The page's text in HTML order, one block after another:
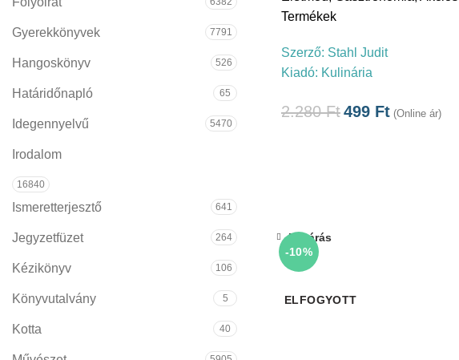
Gyerekkönyvek 7791
Hangoskönyv 526
Határidőnapló 65
Idegennyelvű 5470
Irodalom
16840
Ismeretterjesztő 641
Jegyzetfüzet 264
Kézikönyv 106
Könyvutalvány 5
Kotta 40
Termékek
Szerző: Stahl Judit
Kiadó: Kulinária
2.280Ft499 Ft (Online ár)
-10%
ELFOGYOTT
Bezárás